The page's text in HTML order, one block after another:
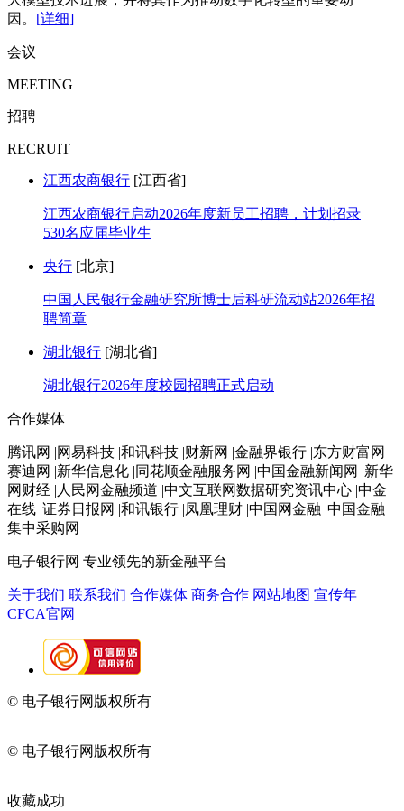
因。 [详细]
会议
MEETING
招聘
RECRUIT
江西农商银行 [江西省]
江西农商银行启动2026年度新员工招聘，计划招录
530名应届毕业生
央行 [北京]
中国人民银行金融研究所博士后科研流动站2026年招
聘简章
湖北银行 [湖北省]
湖北银行2026年度校园招聘正式启动
合作媒体
腾讯网 |网易科技 |和讯科技 |财新网 |金融界银行 |东方财富网 |
赛迪网 |新华信息化 |同花顺金融服务网 |中国金融新闻网 |新华
网财经 |人民网金融频道 |中文互联网数据研究资讯中心 |中金
在线 |证券日报网 |和讯银行 |凤凰理财 |中国网金融 |中国金融
集中采购网
电子银行网 专业领先的新金融平台
关于我们 联系我们 合作媒体 商务合作 网站地图 宣传年
CFCA官网
© 电子银行网版权所有
© 电子银行网版权所有
收藏成功